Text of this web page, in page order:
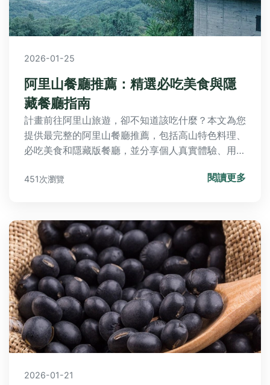
2026-01-25
阿里山餐廳推薦：精選必吃美食與隱
藏餐廳指南
計畫前往阿里山旅遊，卻不知道該吃什麼？本文為您
提供最完整的阿里山餐廳推薦，包括高山特色料理、
必吃美食和隱藏版餐廳，並分享個人真實體驗、用餐
到地道口味，讓阿里山之旅美食不踩雷。
451次瀏覽 閱讀更多
2026-01-21